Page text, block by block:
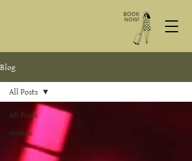
Blog
All Posts
musica
All Posts